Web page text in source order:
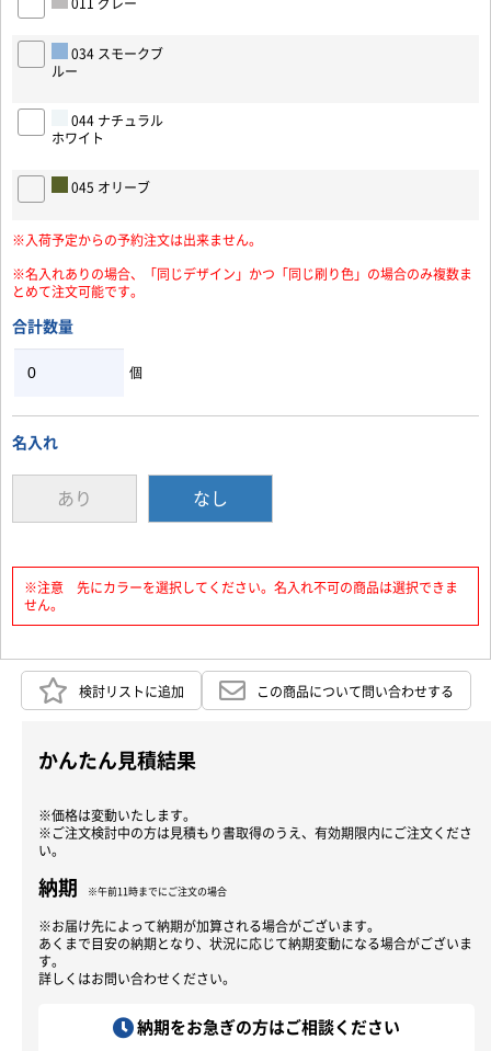
011 グレー
034 スモークブ
ルー
044 ナチュラル
ホワイト
045 オリーブ
※入荷予定からの予約注文は出来ません。
※名入れありの場合、「同じデザイン」かつ「同じ刷り色」の場合のみ複数ま
とめて注文可能です。
合計数量
個
名入れ
あり なし
※注意 先にカラーを選択してください。名入れ不可の商品は選択できま
せん。
検討リストに追加 この商品について問い合わせする
かんたん見積結果
※価格は変動いたします。
※ご注文検討中の方は見積もり書取得のうえ、有効期限内にご注文くださ
い。
納期 ※午前11時までにご注文の場合
※お届け先によって納期が加算される場合がございます。
あくまで目安の納期となり、状況に応じて納期変動になる場合がございま
す。
詳しくはお問い合わせください。
納期をお急ぎの方はご相談ください